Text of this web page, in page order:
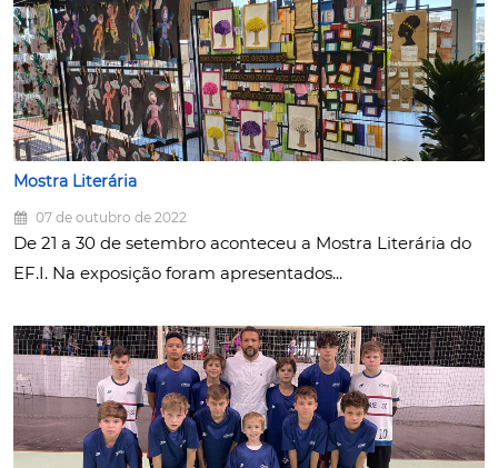
Mostra Literária
07 de outubro de 2022
De 21 a 30 de setembro aconteceu a Mostra Literária do
EF.I. Na exposição foram apresentados...